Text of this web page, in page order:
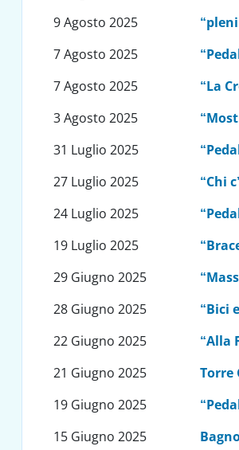
9 Agosto 2025
7 Agosto 2025
7 Agosto 2025
“La
3 Agosto 2025
31 Luglio 2025
27 Luglio 2025
“Chi
24 Luglio 2025
19 Luglio 2025
29 Giugno 2025
28 Giugno 2025
“Bici
22 Giugno 2025
“Alla
21 Giugno 2025
Torre
19 Giugno 2025
15 Giugno 2025